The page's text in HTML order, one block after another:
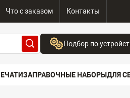
Что с заказом Контакты
Подбор по
Выберите бренд
ЗАПРАВОЧНЫЕ НАБОРЫДЛЯ